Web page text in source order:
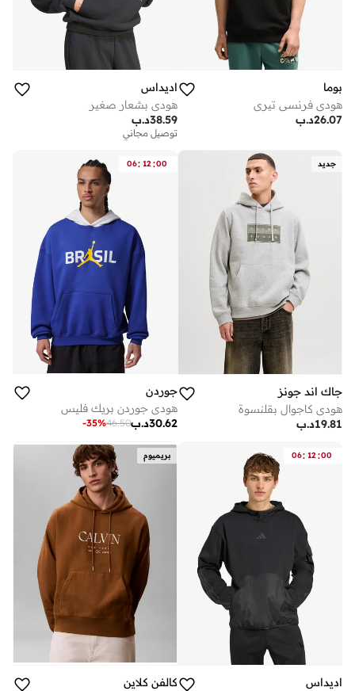
بوما
هودي فرنسي تيري
د.ب26.07
اديداس
هودي بشعار صغير
د.ب38.59
توصيل مجاني
جديد
جاك اند جونز
هودي كاجوال بقلنسوة
د.ب19.81
06: 12 :00
جوردن
هودي جوردن بريك فليس
د.ب30.62
46.50
-35%
06: 12 :00
اديداس
بريميوم
كالفن كلاين